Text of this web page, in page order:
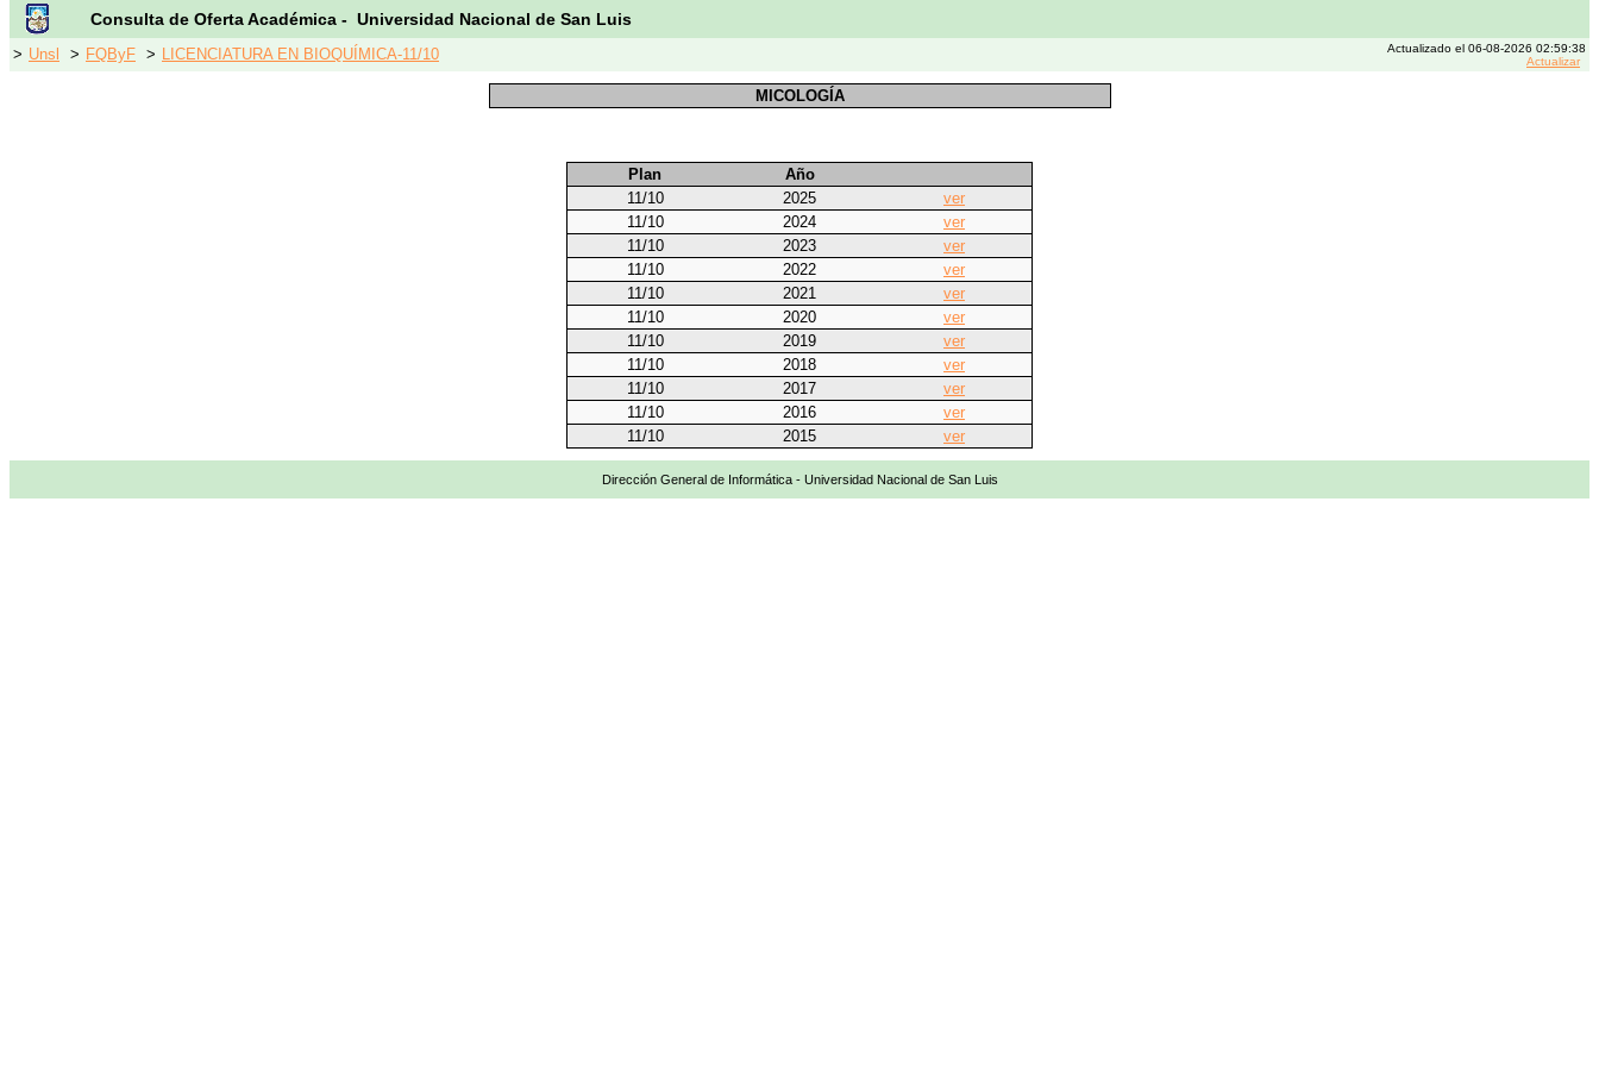
Consulta de Oferta Académica - Universidad Nacional de San Luis
> Unsl > FQByF > LICENCIATURA EN BIOQUÍMICA-11/10
Actualizado el 06-08-2026 02:59:38
Actualizar
MICOLOGÍA
Plan
Año
11/10
2025
ver
11/10
2024
ver
11/10
2023
ver
11/10
2022
ver
11/10
2021
ver
11/10
2020
ver
11/10
2019
ver
11/10
2018
ver
11/10
2017
ver
11/10
2016
ver
11/10
2015 ver
Dirección General de Informática - Universidad Nacional de San Luis